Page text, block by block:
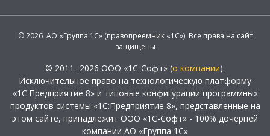
© 2026 АО «Группа 1С» (правопреемник «1С»). Все права на сайт
защищены
© 2011- 2026 ООО «1С-Софт» (о компании).
Исключительное право на технологическую платформу
«1С:Предприятие 8» и типовые конфигурации программных
продуктов системы «1С:Предприятие 8», представленные на
этом сайте, принадлежит ООО «1С-Софт» - 100% дочерней
компании АО «Группа 1С»